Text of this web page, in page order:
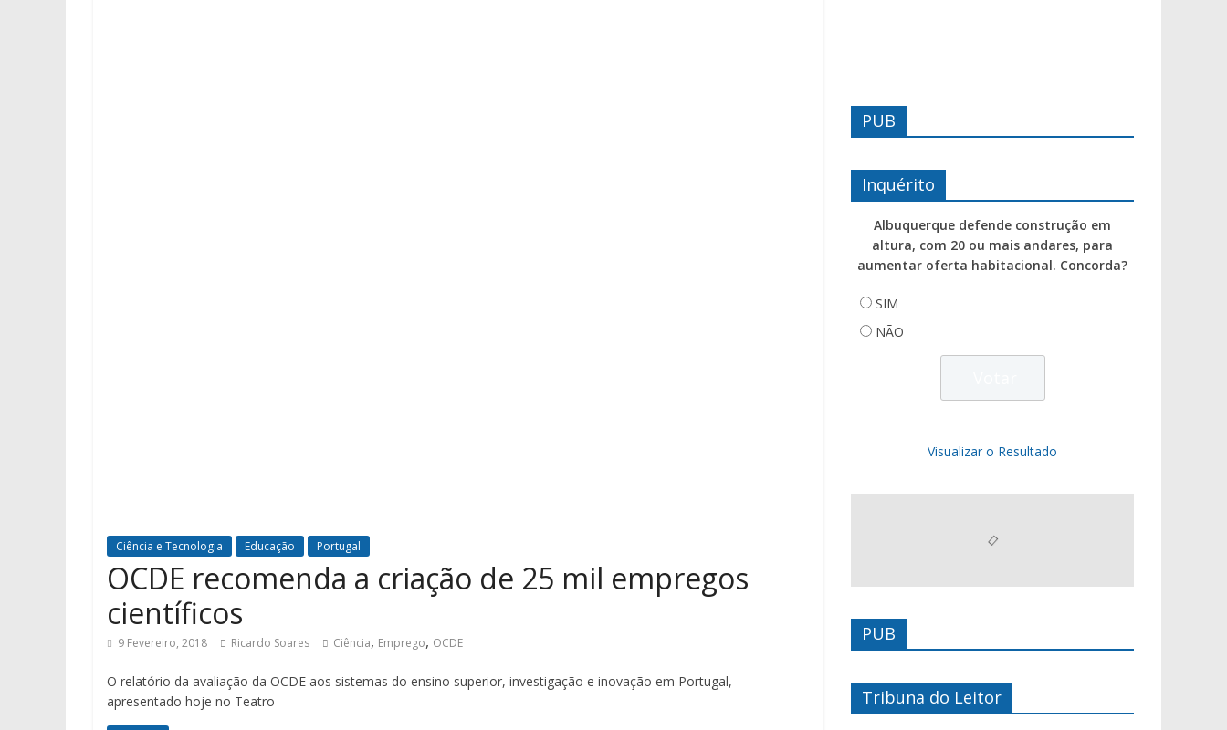
Ciência e Tecnologia Educação Portugal
OCDE recomenda a criação de 25 mil empregos
científicos
9 Fevereiro, 2018 Ricardo Soares Ciência, Emprego, OCDE
O relatório da avaliação da OCDE aos sistemas do ensino superior, investigação e inovação em Portugal,
apresentado hoje no Teatro
PUB
Inquérito
Albuquerque defende construção em
altura, com 20 ou mais andares, para
aumentar oferta habitacional. Concorda?
SIM
NÃO
Visualizar o Resultado
PUB
Tribuna do Leitor